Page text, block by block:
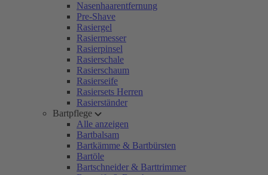
Nasenhaarentfernung
Pre-Shave
Rasiergel
Rasiermesser
Rasierpinsel
Rasierschale
Rasierschaum
Rasierseife
Rasiersets Herren
Rasierständer
Bartpflege
Alle anzeigen
Bartbalsam
Bartkämme & Bartbürsten
Bartöle
Bartschneider & Barttrimmer